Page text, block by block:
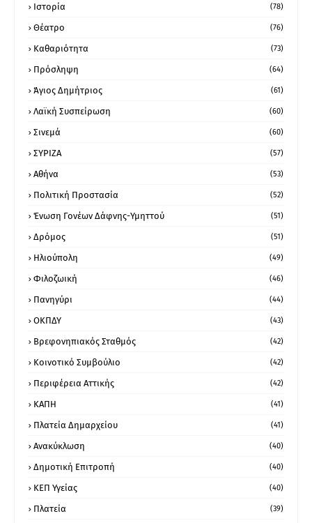
Ιστορία (78)
Θέατρο (76)
Καθαριότητα (73)
Πρόσληψη (64)
Άγιος Δημήτριος (61)
Λαϊκή Συσπείρωση (60)
Σινεμά (60)
ΣΥΡΙΖΑ (57)
Αθήνα (53)
Πολιτική Προστασία (52)
Ένωση Γονέων Δάφνης-Υμηττού (51)
Δρόμος (51)
Ηλιούπολη (49)
Φιλοζωική (46)
Πανηγύρι (44)
ΟΚΠΔΥ (43)
Βρεφονηπιακός Σταθμός (42)
Κοινοτικό Συμβούλιο (42)
Περιφέρεια Αττικής (42)
ΚΑΠΗ (41)
Πλατεία Δημαρχείου (41)
Ανακύκλωση (40)
Δημοτική Επιτροπή (40)
ΚΕΠ Υγείας (40)
Πλατεία (39)